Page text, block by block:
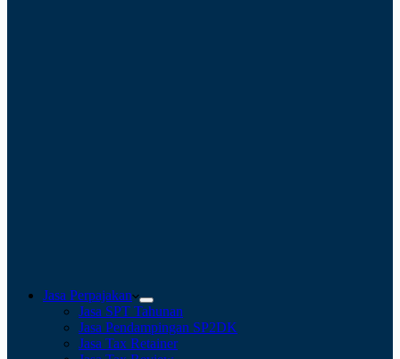
Jasa Perpajakan
Jasa SPT Tahunan
Jasa Pendampingan SP2DK
Jasa Tax Retainer